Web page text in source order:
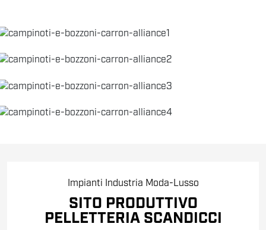
Impianti Industria Moda-Lusso
SITO PRODUTTIVO
PELLETTERIA SCANDICCI